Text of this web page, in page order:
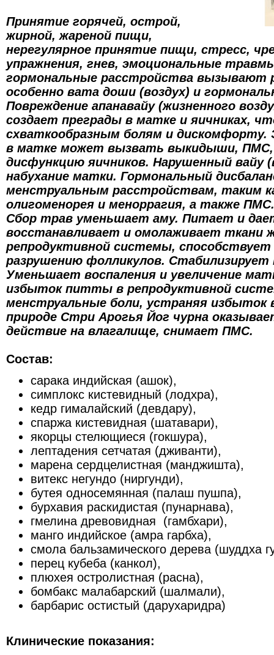
Принятие горячей, острой,
жирной, жареной пищи,
нерегулярное принятие пищи, стресс,
упражнения, гнев, эмоциональные
гормональные расстройства вызывают
особенно вата доши (воздух) и
Повреждение апанавайу (жизненного
создает преграды в матке и яичниках,
схваткообразным болям и дискомфорту.
в матке может вызвать выкидыши, ПМС,
дисфункцию яичников. Нарушенный вайу
набухание матки. Гормональный
менструальным расстройствам, таким
олигоменорея и меноррагия, а также ПМС.
Сбор трав уменьшает аму. Питает и
восстанавливает и омолаживает ткани
репродуктивной системы, способствует
разрушению фолликулов. Стабилизирует
Уменьшает воспаления и увеличение
избыток питты в репродуктивной
менструальные боли, устраняя
природе Стри Арогья Йог чурна
действие на влагалище, снимает ПМС.
Состав:
сарака индийская (ашок),
симплокс кистевидный (лодхра),
кедр гималайский (девдару),
спаржа кистевидная (шатавари),
якорцы стелющиеся (гокшура),
лептадения сетчатая (дживанти),
марена сердцелистная (манджишта),
витекс негундо (ниргунди),
бутея односемянная (палаш пушпа),
бурхавия раскидистая (пунарнава),
гмелина древовидная (гамбхари),
манго индийское (амра гарбха),
смола бальзамического дерева (шуддха
перец кубеба (канкол),
плюхея остролистная (расна),
бомбакс малабарский (шалмали),
барбарис остистый (дарухаридра)
Клинические показания: